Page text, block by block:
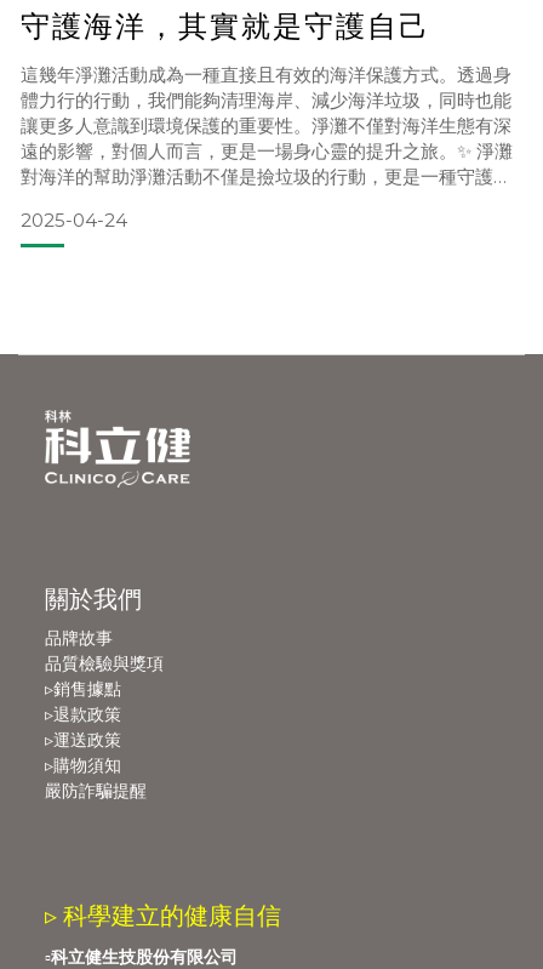
守護海洋，其實就是守護自己
這幾年淨灘活動成為一種直接且有效的海洋保護方式。透過身
體力行的行動，我們能夠清理海岸、減少海洋垃圾，同時也能
讓更多人意識到環境保護的重要性。淨灘不僅對海洋生態有深
遠的影響，對個人而言，更是一場身心靈的提升之旅。✨ 淨灘
對海洋的幫助淨灘活動不僅是撿垃圾的行動，更是一種守護海
塑膠的風險许多海洋生物會誤食塑膠垃圾，導致消化道阻塞、
營養不良甚至死亡。例如，海龜常將塑膠袋誤認為水母吞下，
2025-04-24
關於我們
品牌故事
品質檢驗與獎項
▹銷售據點
▹退款政策
▹運送政策
▹購物須知
嚴防詐騙提醒
▹ 科學建立的健康自信
▫️科立健生技股份有限公司